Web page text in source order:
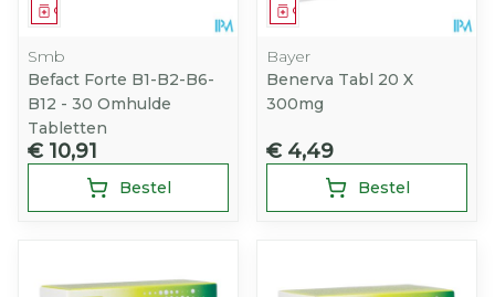
Geneesmiddel
Smb
Befact Forte B1-B2-B6-
B12 - 30 Omhulde
Tabletten
€ 10,91
Bestel
Geneesmiddel
Bayer
Benerva Tabl 20 X
300mg
€ 4,49
Bestel